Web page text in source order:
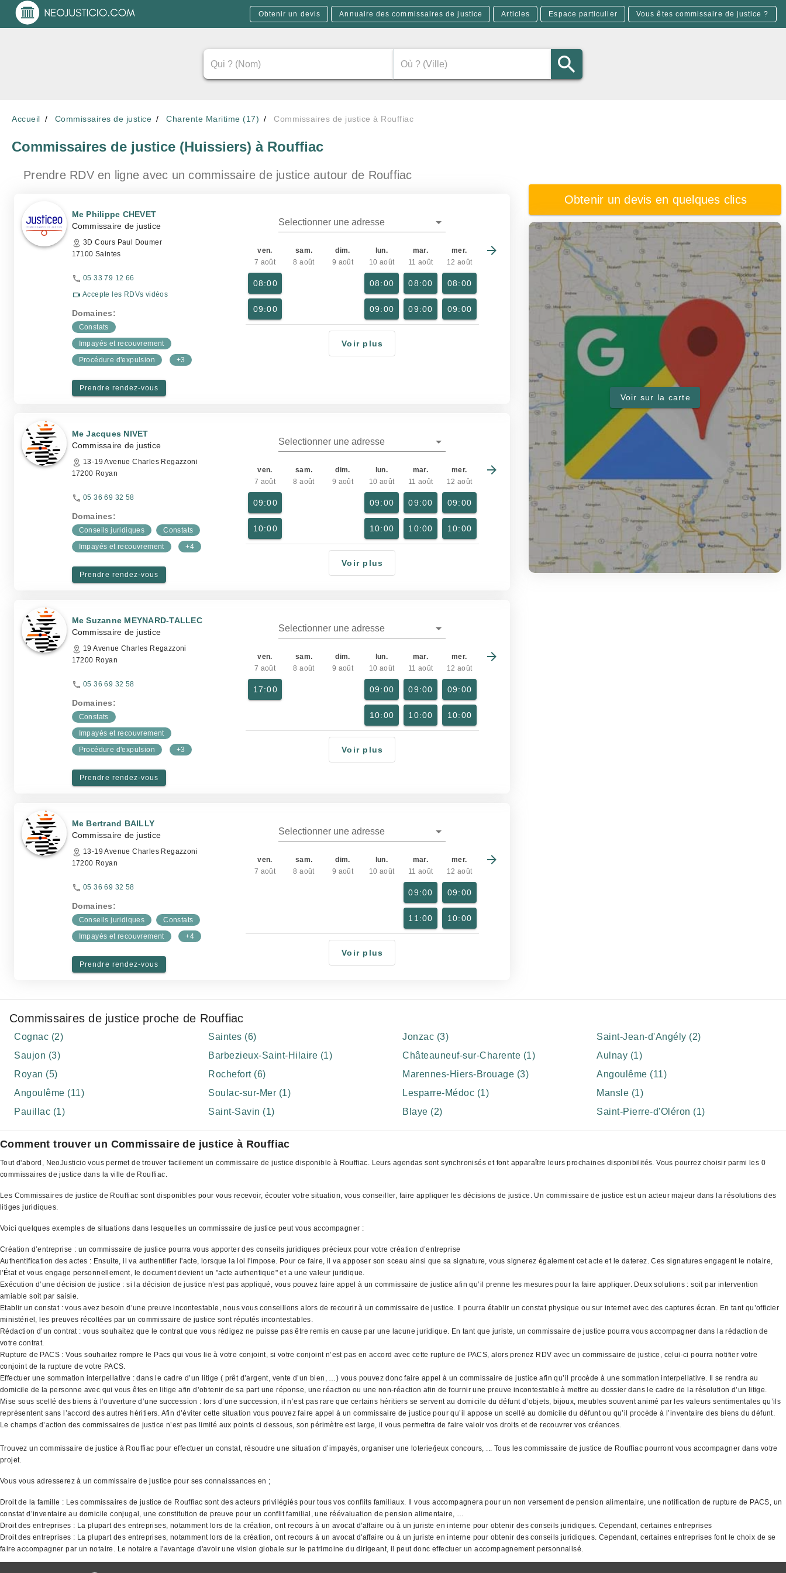
Obtenir un devis Annuaire des commissaires de justice Articles Espace particulier Vous êtes commissaire de justice ?
Accueil Commissaires de justice Charente Maritime (17) Commissaires de justice à Rouffiac
Commissaires de justice (Huissiers) à Rouffiac
Prendre RDV en ligne avec un commissaire de justice autour de Rouffiac
Me Philippe CHEVET
Commissaire de justice
3D Cours Paul Doumer
17100 Saintes
05 33 79 12 66
Accepte les RDVs vidéos
Domaines:
Constats
Impayés et recouvrement
Procédure d'expulsion
+3
Prendre rendez-vous
Selectionner une adresse
ven.
7 août
08:00
09:00
sam.
8 août
dim.
9 août
lun.
10 août
08:00
09:00
mar.
11 août
08:00
09:00
mer.
12 août
08:00
09:00
Voir plus
Me Jacques NIVET
Commissaire de justice
13-19 Avenue Charles Regazzoni
17200 Royan
05 36 69 32 58
Domaines:
Conseils juridiques
Constats
Impayés et recouvrement
+4
Prendre rendez-vous
Selectionner une adresse
ven.
7 août
09:00
10:00
sam.
8 août
dim.
9 août
lun.
10 août
09:00
10:00
mar.
11 août
09:00
10:00
mer.
12 août
09:00
10:00
Voir plus
Me Suzanne MEYNARD-TALLEC
Commissaire de justice
19 Avenue Charles Regazzoni
17200 Royan
05 36 69 32 58
Domaines:
Constats
Impayés et recouvrement
Procédure d'expulsion
+3
Prendre rendez-vous
Selectionner une adresse
ven.
7 août
17:00
sam.
8 août
dim.
9 août
lun.
10 août
09:00
10:00
mar.
11 août
09:00
10:00
mer.
12 août
09:00
10:00
Voir plus
Me Bertrand BAILLY
Commissaire de justice
13-19 Avenue Charles Regazzoni
17200 Royan
05 36 69 32 58
Domaines:
Conseils juridiques
Constats
Impayés et recouvrement
+4
Prendre rendez-vous
Selectionner une adresse
ven.
7 août
sam.
8 août
dim.
9 août
lun.
10 août
mar.
11 août
09:00
11:00
mer.
12 août
09:00
10:00
Voir plus
Obtenir un devis en quelques clics
Voir sur la carte
Commissaires de justice proche de Rouffiac
Cognac (2) Saintes (6) Jonzac (3)
Saint-Jean-d'Angély (2)
Saujon (3)
Barbezieux-Saint-Hilaire (1) Châteauneuf-sur-Charente (1)
Aulnay (1)
Royan (5)
Rochefort (6) Marennes-Hiers-Brouage (3)
Angoulême (11)
Angoulême (11)
Soulac-sur-Mer (1) Lesparre-Médoc (1)
Mansle (1)
Pauillac (1)
Saint-Savin (1) Blaye (2) Saint-Pierre-d'Oléron (1)
Comment trouver un Commissaire de justice à Rouffiac
Tout d'abord, NeoJusticio vous permet de trouver facilement un commissaire de justice disponible à Rouffiac. Leurs agendas sont synchronisés et font apparaître leurs prochaines disponibilités. Vous pourrez choisir parmi les 0
commissaires de justice dans la ville de Rouffiac.
Les Commissaires de justice de Rouffiac sont disponibles pour vous recevoir, écouter votre situation, vous conseiller, faire appliquer les décisions de justice. Un commissaire de justice est un acteur majeur dans la résolutions des
litiges juridiques.
Voici quelques exemples de situations dans lesquelles un commissaire de justice peut vous accompagner :
Création d’entreprise : un commissaire de justice pourra vous apporter des conseils juridiques précieux pour votre création d’entreprise
Authentification des actes : Ensuite, il va authentifier l'acte, lorsque la loi l'impose. Pour ce faire, il va apposer son sceau ainsi que sa signature, vous signerez également cet acte et le daterez. Ces signatures engagent le notaire,
l'État et vous engage personnellement, le document devient un "acte authentique" et a une valeur juridique.
Exécution d’une décision de justice : si la décision de justice n’est pas appliqué, vous pouvez faire appel à un commissaire de justice afin qu’il prenne les mesures pour la faire appliquer. Deux solutions : soit par intervention
amiable soit par saisie.
Etablir un constat : vous avez besoin d’une preuve incontestable, nous vous conseillons alors de recourir à un commissaire de justice. Il pourra établir un constat physique ou sur internet avec des captures écran. En tant qu’officier
ministériel, les preuves récoltées par un commissaire de justice sont réputés incontestables.
Rédaction d’un contrat : vous souhaitez que le contrat que vous rédigez ne puisse pas être remis en cause par une lacune juridique. En tant que juriste, un commissaire de justice pourra vous accompagner dans la rédaction de
votre contrat.
Rupture de PACS : Vous souhaitez rompre le Pacs qui vous lie à votre conjoint, si votre conjoint n’est pas en accord avec cette rupture de PACS, alors prenez RDV avec un commissaire de justice, celui-ci pourra notifier votre
conjoint de la rupture de votre PACS.
Effectuer une sommation interpellative : dans le cadre d’un litige ( prêt d’argent, vente d’un bien, …) vous pouvez donc faire appel à un commissaire de justice afin qu’il procède à une sommation interpellative. Il se rendra au
domicile de la personne avec qui vous êtes en litige afin d’obtenir de sa part une réponse, une réaction ou une non-réaction afin de fournir une preuve incontestable à mettre au dossier dans le cadre de la résolution d’un litige.
Mise sous scellé des biens à l’ouverture d’une succession : lors d’une succession, il n’est pas rare que certains héritiers se servent au domicile du défunt d’objets, bijoux, meubles souvent animé par les valeurs sentimentales qu’ils
représentent sans l’accord des autres héritiers. Afin d’éviter cette situation vous pouvez faire appel à un commissaire de justice pour qu’il appose un scellé au domicile du défunt ou qu’il procède à l’inventaire des biens du défunt.
Le champs d’action des commissaires de justice n’est pas limité aux points ci dessous, son périmètre est large, il vous permettra de faire valoir vos droits et de recouvrer vos créances.
Trouvez un commissaire de justice à Rouffiac pour effectuer un constat, résoudre une situation d’impayés, organiser une loterie/jeux concours, ... Tous les commissaire de justice de Rouffiac pourront vous accompagner dans votre
projet.
Vous vous adresserez à un commissaire de justice pour ses connaissances en ;
Droit de la famille : Les commissaires de justice de Rouffiac sont des acteurs privilégiés pour tous vos conflits familiaux. Il vous accompagnera pour un non versement de pension alimentaire, une notification de rupture de PACS, un
constat d’inventaire au domicile conjugal, une constitution de preuve pour un conflit familial, une réévaluation de pension alimentaire, …
Droit des entreprises : La plupart des entreprises, notamment lors de la création, ont recours à un avocat d'affaire ou à un juriste en interne pour obtenir des conseils juridiques. Cependant, certaines entreprises
Droit des entreprises : La plupart des entreprises, notamment lors de la création, ont recours à un avocat d'affaire ou à un juriste en interne pour obtenir des conseils juridiques. Cependant, certaines entreprises font le choix de se
faire accompagner par un notaire. Le notaire a l'avantage d'avoir une vision globale sur le patrimoine du dirigeant, il peut donc effectuer un accompagnement personnalisé.